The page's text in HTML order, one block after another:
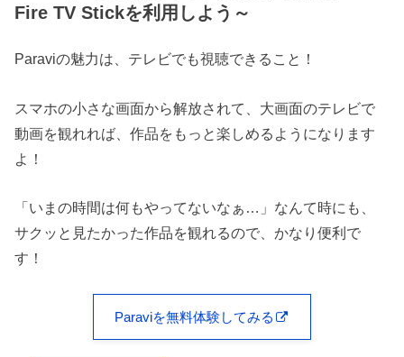
Fire TV Stickを利用しよう～
Paraviの魅力は、テレビでも視聴できること！
スマホの小さな画面から解放されて、大画面のテレビで
動画を観れれば、作品をもっと楽しめるようになります
よ！
「いまの時間は何もやってないなぁ…」なんて時にも、
サクッと見たかった作品を観れるので、かなり便利で
す！
Paraviを無料体験してみる